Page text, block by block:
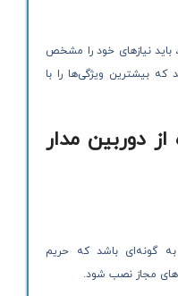
باید نیازهای خود را مشخص
بیشترین ویژگی‌ها را با
دوربین مدار
به گونه‌ای باشد که حریم
مجاز نصب شود.